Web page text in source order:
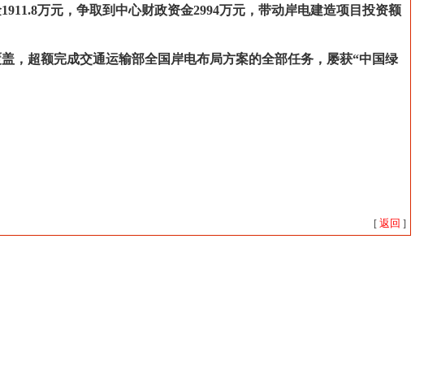
万元，争取到中心财政资金2994万元，带动岸电建造项目投资额
，超额完成交通运输部全国岸电布局方案的全部任务，屡获“中国绿
[ 返回 ]